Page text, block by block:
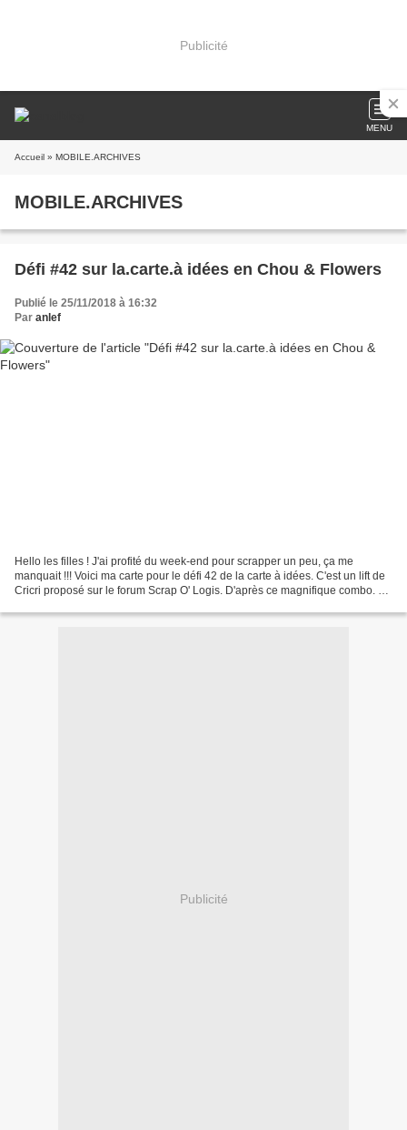
Publicité
MENU
Accueil » MOBILE.ARCHIVES
MOBILE.ARCHIVES
Défi #42 sur la.carte.à idées en Chou & Flowers
Publié le 25/11/2018 à 16:32
Par anlef
Hello les filles ! J'ai profité du week-end pour scrapper un peu, ça me
manquait !!! Voici ma carte pour le défi 42 de la carte à idées. C'est un lift de
Cricri proposé sur le forum Scrap O' Logis. D'après ce magnifique combo. Et
Publicité